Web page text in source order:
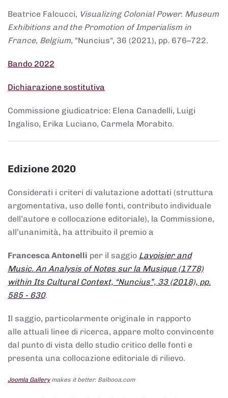
Beatrice Falcucci, Visualizing Colonial Power. Museum
Exhibitions and the Promotion of Imperialism in
France, Belgium, "Nuncius", 36 (2021), pp. 676–722.
Bando 2022
Dichiarazione sostitutiva
Commissione giudicatrice: Elena Canadelli, Luigi
Ingaliso, Erika Luciano, Carmela Morabito.
Edizione 2020
Considerati i criteri di valutazione adottati (struttura
argomentativa, uso delle fonti, contributo individuale
dell’autore e collocazione editoriale), la Commissione,
all’unanimità, ha attribuito il premio a
Francesca Antonelli per il saggio Lavoisier and
Music. An Analysis of Notes sur la Musique (1778)
within Its Cultural Context, “Nuncius”, 33 (2018), pp.
585 - 630.
Il saggio, particolarmente originale in rapporto
alle attuali linee di ricerca, appare molto convincente
dal punto di vista dello studio critico delle fonti e
presenta una collocazione editoriale di rilievo.
Joomla Gallerymakes it better. Balbooa.com